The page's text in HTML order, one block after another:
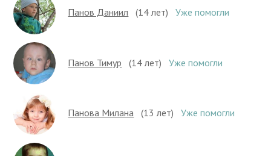
Панов Даниил (14 лет) Уже помогли
Панов Тимур (14 лет) Уже помогли
Панова Милана (13 лет) Уже помогли